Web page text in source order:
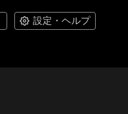
設定・ヘルプ